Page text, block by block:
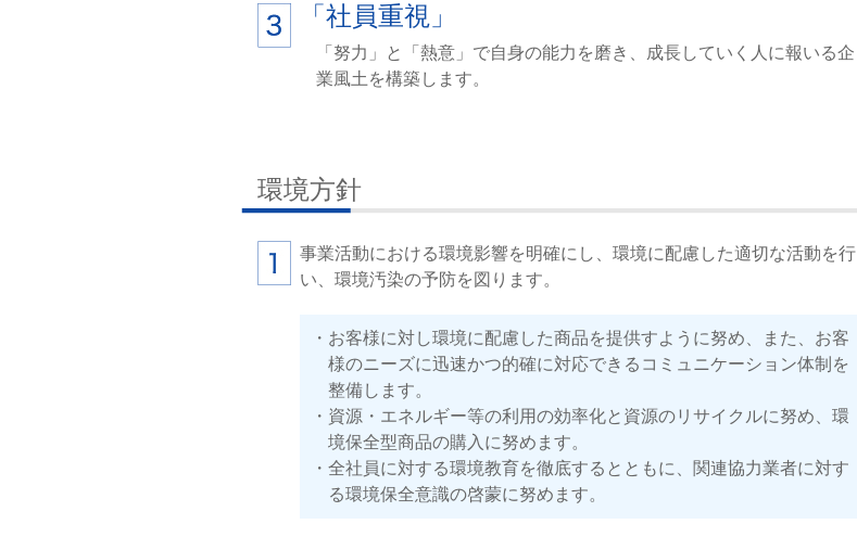
「社員重視」
「努力」と「熱意」で自身の能力を磨き、成長していく人に報いる企
業風土を構築します。
環境方針
事業活動における環境影響を明確にし、環境に配慮した適切な活動を行
い、環境汚染の予防を図ります。
お客様に対し環境に配慮した商品を提供すように努め、また、お客
様のニーズに迅速かつ的確に対応できるコミュニケーション体制を
整備します。
資源・エネルギー等の利用の効率化と資源のリサイクルに努め、環
境保全型商品の購入に努めます。
全社員に対する環境教育を徹底するとともに、関連協力業者に対す
る環境保全意識の啓蒙に努めます。